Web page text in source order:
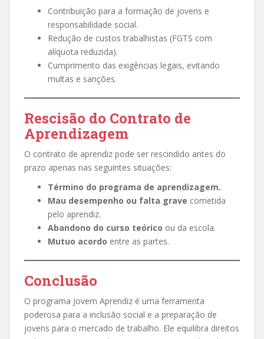
Contribuição para a formação de jovens e
responsabilidade social.
Redução de custos trabalhistas (FGTS com
alíquota reduzida).
Cumprimento das exigências legais, evitando
multas e sanções.
Rescisão do Contrato de
Aprendizagem
O contrato de aprendiz pode ser rescindido antes do
prazo apenas nas seguintes situações:
Término do programa de aprendizagem.
Mau desempenho ou falta grave cometida
pelo aprendiz.
Abandono do curso teórico ou da escola.
Mutuo acordo entre as partes.
Conclusão
O programa Jovem Aprendiz é uma ferramenta
poderosa para a inclusão social e a preparação de
jovens para o mercado de trabalho. Ele equilibra direitos